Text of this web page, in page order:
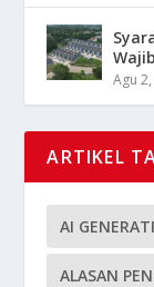
Agu
ARTIKEL
AI
ALASAN